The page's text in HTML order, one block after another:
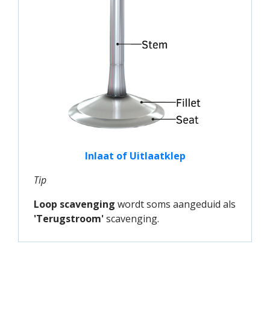
Inlaat of Uitlaatklep
Tip
Loop scavenging wordt soms aangeduid als
'Terugstroom'scavenging.